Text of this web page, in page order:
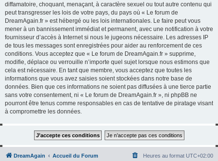
diffamatoire, choquant, menaçant, à caractère sexuel ou tout autre contenu qui
peut transgresser les lois de votre pays, du pays où « Le forum de
DreamAgain.fr » est hébergé ou les lois internationales. Le faire peut vous
mener à un bannissement immédiat et permanent, avec une notification à votre
fournisseur d’accès à Internet si nous le jugeons nécessaire. Les adresses IP
de tous les messages sont enregistrées pour aider au renforcement de ces
conditions. Vous acceptez que « Le forum de DreamAgain.fr » supprime,
modifie, déplace ou verrouille n’importe quel sujet lorsque nous estimons que
cela est nécessaire. En tant que membre, vous acceptez que toutes les
informations que vous avez saisies soient stockées dans notre base de
données. Bien que ces informations ne soient pas diffusées à une tierce partie
sans votre consentement, ni « Le forum de DreamAgain.fr », ni phpBB ne
pourront être tenus comme responsables en cas de tentative de piratage visant
à compromettre les données.
DreamAgain Accueil du Forum Heures au format UTC+02:00